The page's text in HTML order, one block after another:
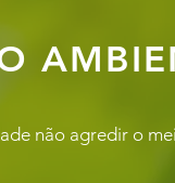
não agredir o